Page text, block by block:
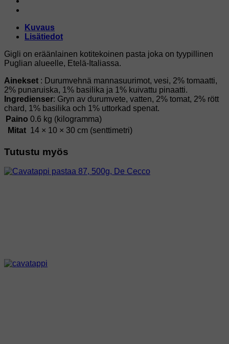
Kuvaus
Lisätiedot
Gigli on eräänlainen kotitekoinen pasta joka on tyypillinen
Puglian alueelle, Etelä-Italiassa.
Ainekset : Durumvehnä mannasuurimot, vesi, 2% tomaatti,
2% punaruiska, 1% basilika ja 1% kuivattu pinaatti.
Ingredienser: Gryn av durumvete, vatten, 2% tomat, 2% rött
chard, 1% basilika och 1% uttorkad spenat.
Paino 0.6 kg (kilogramma)
Mitat 14 × 10 × 30 cm (senttimetri)
Tutustu myös